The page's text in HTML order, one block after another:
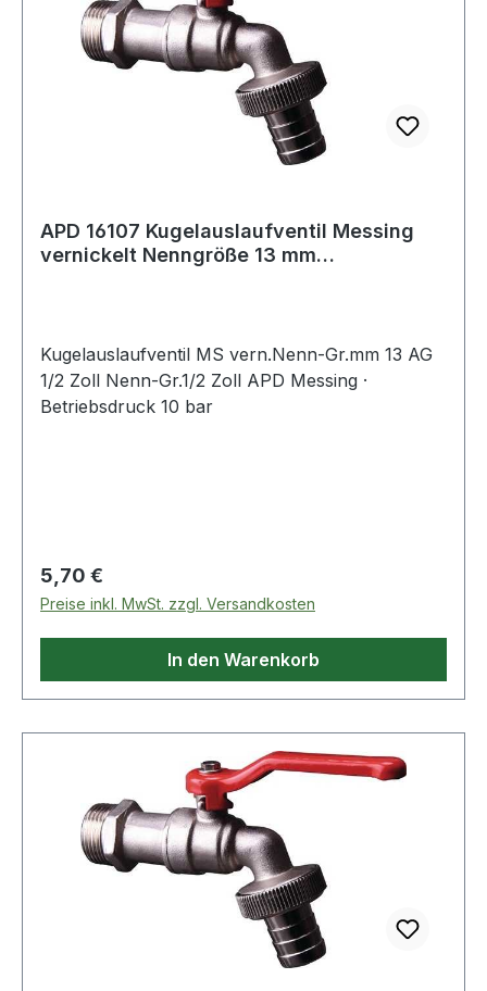
APD 16107 Kugelauslaufventil Messing
vernickelt Nenngröße 13 mm
Kugelauslaufventil MS vern.Nenn-Gr.mm 13 AG
1/2 Zoll Nenn-Gr.1/2 Zoll APD Messing ·
Betriebsdruck 10 bar
Regulärer Preis:
5,70 €
Preise inkl. MwSt. zzgl. Versandkosten
In den Warenkorb